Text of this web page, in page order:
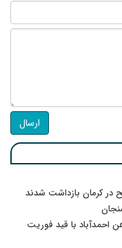
ارسال
احمدآباد با قید فوریت